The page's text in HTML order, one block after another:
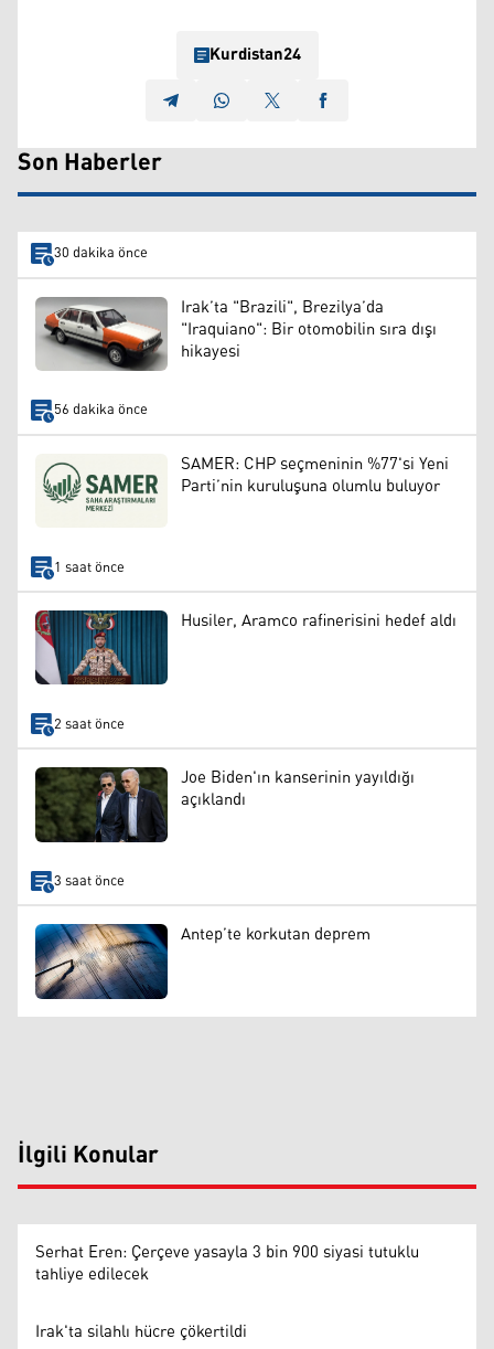
Kurdistan24
Son Haberler
30 dakika önce
Irak’ta "Brazili", Brezilya’da
"Iraquiano": Bir otomobilin sıra dışı
hikayesi
56 dakika önce
SAMER: CHP seçmeninin %77'si Yeni
Parti’nin kuruluşuna olumlu buluyor
1 saat önce
Husiler, Aramco rafinerisini hedef aldı
2 saat önce
Joe Biden'ın kanserinin yayıldığı
açıklandı
3 saat önce
Antep’te korkutan deprem
İlgili Konular
Serhat Eren: Çerçeve yasayla 3 bin 900 siyasi tutuklu
tahliye edilecek
Irak'ta silahlı hücre çökertildi